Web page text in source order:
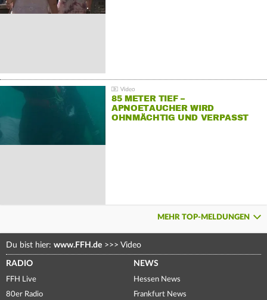
85 METER TIEF –
APNOETAUCHER WIRD
OHNMÄCHTIG UND VERPASST
MEHR TOP-MELDUNGEN
Du bist hier: www.FFH.de >>> Video
RADIO
FFH Live
80er Radio
NEWS
Hessen News
Frankfurt News